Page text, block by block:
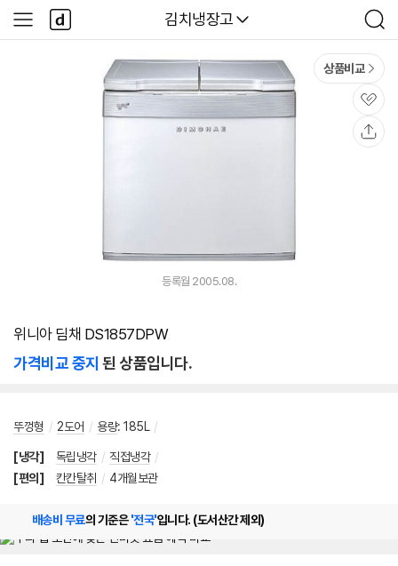
다나와
김치냉장고
검
색
사
이
다
나
와
상품비교
관
심
등록월 2005.08.
위니아 딤채 DS1857DPW
가격비교 중지 된 상품입니다.
뚜껑형 / 2도어 / 용량: 185L /
[냉각] 독립냉각 / 직접냉각 /
[편의]
칸칸탈취 / 4개월보관
배송비 무료의 기준은'전국'입니다. (도서산간 제외)